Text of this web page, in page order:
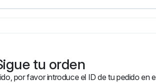
Liner-Flexible 0,9-1,2mm
tu orden
por favor introduce el ID de tu pedido en